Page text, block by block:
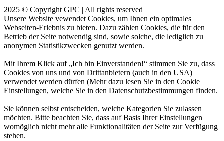
2025 © Copyright GPC | All rights reserved
Unsere Website vewendet Cookies, um Ihnen ein optimales
Webseiten-Erlebnis zu bieten. Dazu zählen Cookies, die für den
Betrieb der Seite notwendig sind, sowie solche, die lediglich zu
anonymen Statistikzwecken genutzt werden.
Mit Ihrem Klick auf „Ich bin Einverstanden!“ stimmen Sie zu, dass
Cookies von uns und von Drittanbietern (auch in den USA)
verwendet werden dürfen (Mehr dazu lesen Sie in den Cookie
Einstellungen, welche Sie in den Datenschutzbestimmungen finden.
Sie können selbst entscheiden, welche Kategorien Sie zulassen
möchten. Bitte beachten Sie, dass auf Basis Ihrer Einstellungen
womöglich nicht mehr alle Funktionalitäten der Seite zur Verfügung
stehen.